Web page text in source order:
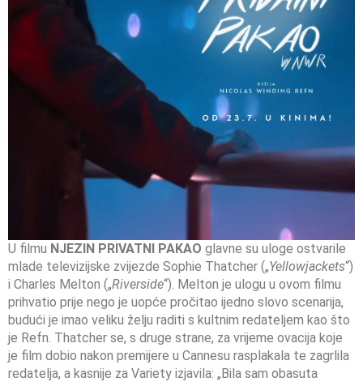
U filmu NJEZIN PRIVATNI PAKAO glavne su uloge ostvarile
mlade televizijske zvijezde Sophie Thatcher („Yellowjackets“)
i Charles Melton („Riverside“). Melton je ulogu u ovom filmu
prihvatio prije nego je uopće pročitao ijedno slovo scenarija,
budući je imao veliku želju raditi s kultnim redateljem kao što
je Refn. Thatcher se, s druge strane, za vrijeme ovacija koje
je film dobio nakon premijere u Cannesu rasplakala te zagrlila
redatelja, a kasnije za Variety izjavila: „Bila sam obasuta